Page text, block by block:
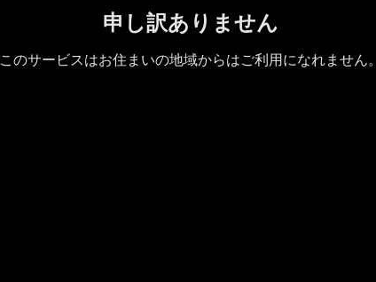
申し訳ありません
このサービスはお住まいの地域からはご利用になれません。